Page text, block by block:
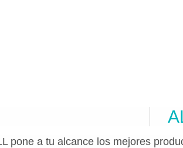
pone a tu alcance los mejores